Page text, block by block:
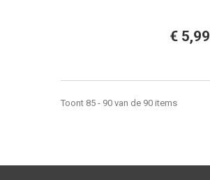
€ 5,99
Toont 85 - 90 van de 90 items